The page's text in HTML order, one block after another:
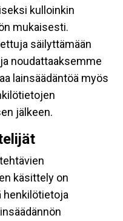
kulloinkin
mukaisesti.
säilyttämään
noudattaaksemme
lainsäädäntöä myös
jälkeen.
käsittely on
henkilötietoja